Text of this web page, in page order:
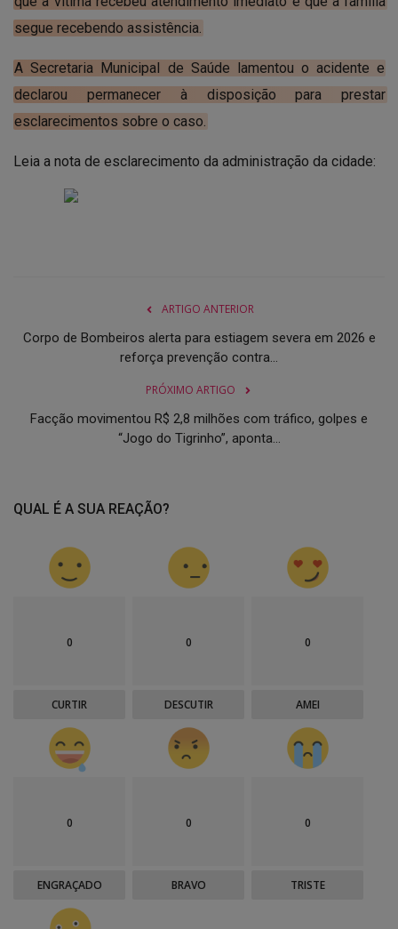
segue recebendo assistência.
A Secretaria Municipal de Saúde lamentou o acidente e
declarou permanecer à disposição para prestar
esclarecimentos sobre o caso.
Leia a nota de esclarecimento da administração da cidade:
ARTIGO ANTERIOR
Corpo de Bombeiros alerta para estiagem severa em 2026 e
reforça prevenção contra...
PRÓXIMO ARTIGO
Facção movimentou R$ 2,8 milhões com tráfico, golpes e
“Jogo do Tigrinho”, aponta...
QUAL É A SUA REAÇÃO?
0
CURTIR
0
DESCUTIR
0
AMEI
0
ENGRAÇADO
0
BRAVO
0
TRISTE